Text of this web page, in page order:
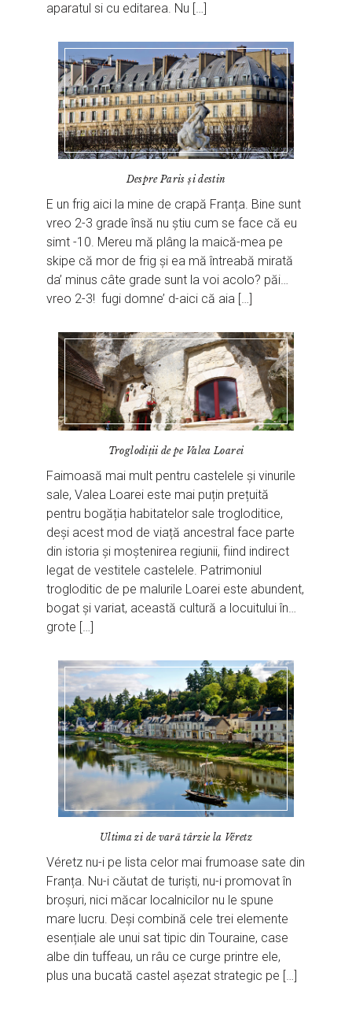
aparatul si cu editarea. Nu […]
Despre Paris și destin
E un frig aici la mine de crapă Franța. Bine sunt
vreo 2-3 grade însă nu știu cum se face că eu
simt -10. Mereu mă plâng la maică-mea pe
skipe că mor de frig și ea mă întreabă mirată
da’ minus câte grade sunt la voi acolo? păi…
vreo 2-3! fugi domne’ d-aici că aia […]
Troglodiții de pe Valea Loarei
Faimoasă mai mult pentru castelele și vinurile
sale, Valea Loarei este mai puțin prețuită
pentru bogăția habitatelor sale trogloditice,
deși acest mod de viață ancestral face parte
din istoria și moștenirea regiunii, fiind indirect
legat de vestitele castelele. Patrimoniul
trogloditic de pe malurile Loarei este abundent,
bogat și variat, această cultură a locuitului în…
grote […]
Ultima zi de vară târzie la Véretz
Véretz nu-i pe lista celor mai frumoase sate din
Franța. Nu-i căutat de turiști, nu-i promovat în
broșuri, nici măcar localnicilor nu le spune
mare lucru. Deși combină cele trei elemente
esențiale ale unui sat tipic din Touraine, case
albe din tuffeau, un râu ce curge printre ele,
plus una bucată castel așezat strategic pe […]